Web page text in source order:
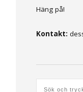
Häng på!
Kontakt: